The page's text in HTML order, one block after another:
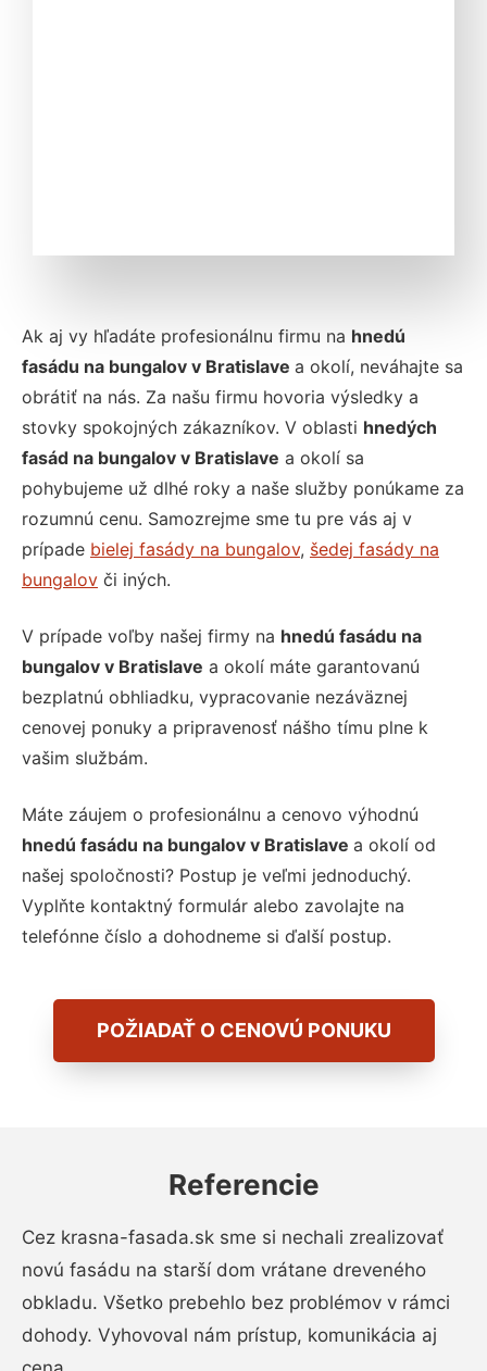
Ak aj vy hľadáte profesionálnu firmu na hnedú
fasádu na bungalov v Bratislave a okolí, neváhajte sa
obrátiť na nás. Za našu firmu hovoria výsledky a
stovky spokojných zákazníkov. V oblasti hnedých
fasád na bungalov v Bratislave a okolí sa
pohybujeme už dlhé roky a naše služby ponúkame za
rozumnú cenu. Samozrejme sme tu pre vás aj v
prípade bielej fasády na bungalov, šedej fasády na
bungalov či iných.
V prípade voľby našej firmy na hnedú fasádu na
bungalov v Bratislave a okolí máte garantovanú
bezplatnú obhliadku, vypracovanie nezáväznej
cenovej ponuky a pripravenosť nášho tímu plne k
vašim službám.
Máte záujem o profesionálnu a cenovo výhodnú
hnedú fasádu na bungalov v Bratislave a okolí od
našej spoločnosti? Postup je veľmi jednoduchý.
Vyplňte kontaktný formulár alebo zavolajte na
telefónne číslo a dohodneme si ďalší postup.
POŽIADAŤ O CENOVÚ PONUKU
Referencie
Cez krasna-fasada.sk sme si nechali zrealizovať
novú fasádu na starší dom vrátane dreveného
obkladu. Všetko prebehlo bez problémov v rámci
dohody. Vyhovoval nám prístup, komunikácia aj